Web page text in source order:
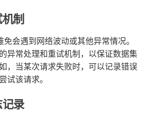
制
会遇到网络波动或其他异常情况。
异常处理和重试机制，以保证数据集
，当某次请求失败时，可以记录错误
试该请求。
录